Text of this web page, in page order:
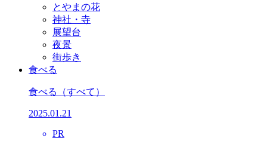
とやまの花
神社・寺
展望台
夜景
街歩き
食べる
食べる （すべて）
2025.01.21
PR